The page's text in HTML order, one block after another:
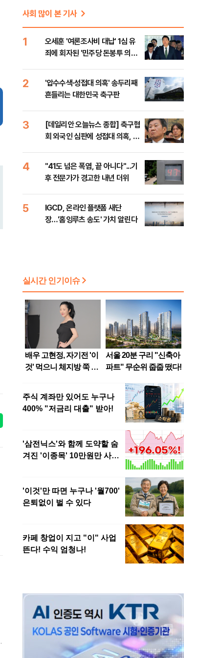
사회 많이 본 기사
1
오세훈 '여론조사비 대납' 1심 유
죄에 회자된 '민주당 돈봉투 의
2
'압수수색·성접대 의혹' 송두리째
흔들리는 대한민국 축구판
3
[데일리안 오늘뉴스 종합] 축구협
회 외국인 심판에 성접대 의혹, 李
이닉스 프리마켓 시초가 논란 재
점화, 김민석 "과반 승리 가능성
99%" 등
4
"41도 넘은 폭염, 끝 아니다"...기
후 전문가가 경고한 내년 더위
5
IGCD, 온라인 플랫폼 새단
장…'홈잉루츠 송도' 가치 알린다